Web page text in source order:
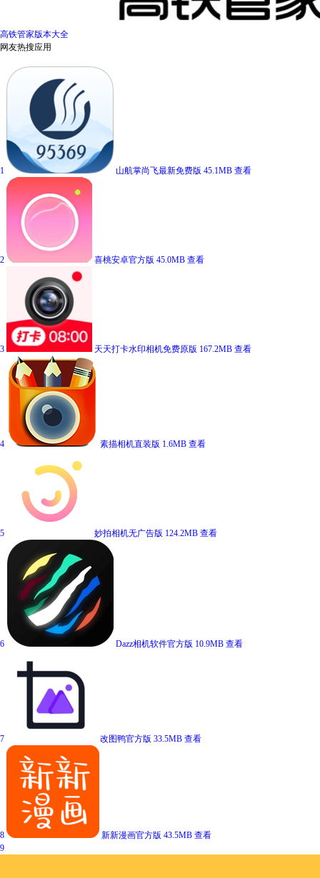
高铁管家版本大全
网友热搜应用
1 山航掌尚飞最新免费版 45.1MB 查看
2 喜桃安卓官方版 45.0MB 查看
3 天天打卡水印相机免费原版 167.2MB 查看
4 素描相机直装版 1.6MB 查看
5 妙拍相机无广告版 124.2MB 查看
6 Dazz相机软件官方版 10.9MB 查看
7 改图鸭官方版 33.5MB 查看
8 新新漫画官方版 43.5MB 查看
9